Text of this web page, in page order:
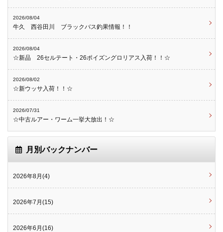
2026/08/04
牛久 西谷田川 ブラックバス釣果情報！！
2026/08/04
☆新品 26セルテート・26ポイズングロリアス入荷！！☆
2026/08/02
☆新ウッサ入荷！！☆
2026/07/31
☆中古ルアー・ワーム一挙大放出！☆
月別バックナンバー
2026年8月(4)
2026年7月(15)
2026年6月(16)